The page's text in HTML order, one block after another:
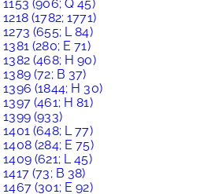
(906; Q 45)
(1782; 1771)
(655; L 84)
(280; E 71)
(468; H 90)
(72; B 37)
(1844; H 30)
(461; H 81)
(933)
(648; L 77)
(284; E 75)
(621; L 45)
(73; B 38)
(301; E 92)